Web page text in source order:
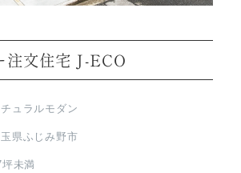
注文住宅 J-ECO
ュラルモダン
県ふじみ野市
坪未満